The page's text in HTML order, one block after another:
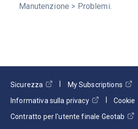
Manutenzione > Problemi.
Sicurezza
My Subscriptions
Informativa sulla privacy
Cookie
Contratto per l'utente finale Geotab